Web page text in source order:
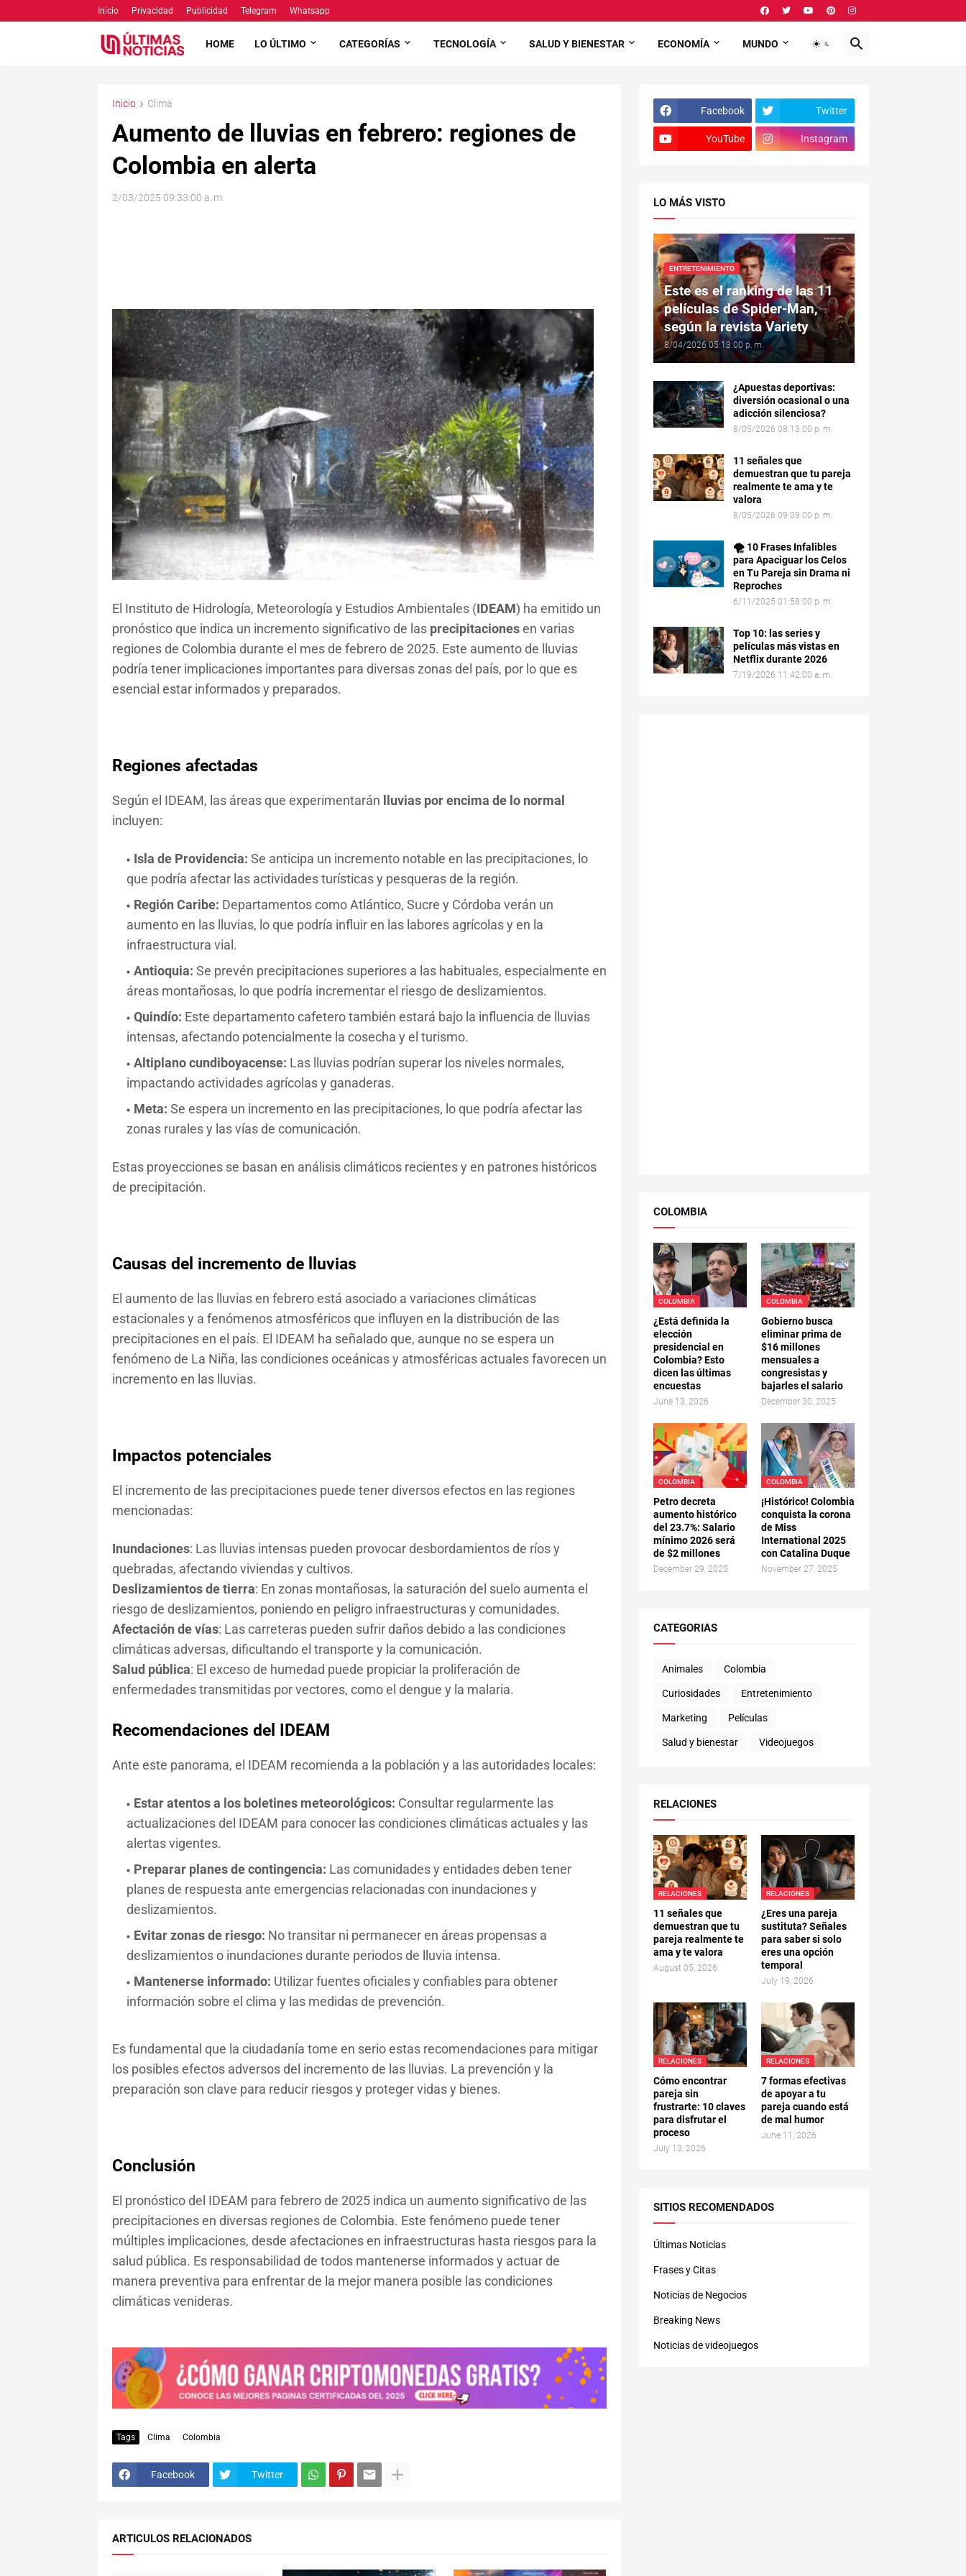
Inicio Privacidad Publicidad Telegram Whatsapp
HOME LO ÚLTIMO CATEGORÍAS TECNOLOGÍA SALUD Y BIENESTAR ECONOMÍA MUNDO
Inicio Clima
Aumento de lluvias en febrero: regiones de
Colombia en alerta
2/03/2025 09:33:00 a. m.
El Instituto de Hidrología, Meteorología y Estudios Ambientales (IDEAM) ha emitido un
pronóstico que indica un incremento significativo de las precipitacionesen varias
regiones de Colombia durante el mes de febrero de 2025. Este aumento de lluvias
podría tener implicaciones importantes para diversas zonas del país, por lo que es
esencial estar informados y preparados.
Regiones afectadas
Según el IDEAM, las áreas que experimentarán
lluvias por encima de lo normal
incluyen:
Isla de Providencia: Se anticipa un incremento notable en las precipitaciones, lo
que podría afectar las actividades turísticas y pesqueras de la región.
Región Caribe: Departamentos como Atlántico, Sucre y Córdoba verán un
aumento en las lluvias, lo que podría influir en las labores agrícolas y en la
infraestructura vial.
Antioquia: Se prevén precipitaciones superiores a las habituales, especialmente en
áreas montañosas, lo que podría incrementar el riesgo de deslizamientos.
Quindío: Este departamento cafetero también estará bajo la influencia de lluvias
intensas, afectando potencialmente la cosecha y el turismo.
Altiplano cundiboyacense: Las lluvias podrían superar los niveles normales,
impactando actividades agrícolas y ganaderas.
Meta: Se espera un incremento en las precipitaciones, lo que podría afectar las
zonas rurales y las vías de comunicación.
Estas proyecciones se basan en análisis climáticos recientes y en patrones históricos
de precipitación.
Causas del incremento de lluvias
El aumento de las lluvias en febrero está asociado a variaciones climáticas
estacionales y a fenómenos atmosféricos que influyen en la distribución de las
precipitaciones en el país. El IDEAM ha señalado que, aunque no se espera un
fenómeno de La Niña, las condiciones oceánicas y atmosféricas actuales favorecen un
incremento en las lluvias.
Impactos potenciales
El incremento de las precipitaciones puede tener diversos efectos en las regiones
mencionadas:
Inundaciones: Las lluvias intensas pueden provocar desbordamientos de ríos y
quebradas, afectando viviendas y cultivos.
Deslizamientos de tierra: En zonas montañosas, la saturación del suelo aumenta el
riesgo de deslizamientos, poniendo en peligro infraestructuras y comunidades.
Afectación de vías: Las carreteras pueden sufrir daños debido a las condiciones
climáticas adversas, dificultando el transporte y la comunicación.
Salud pública: El exceso de humedad puede propiciar la proliferación de
enfermedades transmitidas por vectores, como el dengue y la malaria.
Recomendaciones del IDEAM
Ante este panorama, el IDEAM recomienda a la población y a las autoridades locales:
Estar atentos a los boletines meteorológicos: Consultar regularmente las
actualizaciones del IDEAM para conocer las condiciones climáticas actuales y las
alertas vigentes.
Preparar planes de contingencia: Las comunidades y entidades deben tener
planes de respuesta ante emergencias relacionadas con inundaciones y
deslizamientos.
Evitar zonas de riesgo: No transitar ni permanecer en áreas propensas a
deslizamientos o inundaciones durante periodos de lluvia intensa.
Mantenerse informado: Utilizar fuentes oficiales y confiables para obtener
información sobre el clima y las medidas de prevención.
Es fundamental que la ciudadanía tome en serio estas recomendaciones para mitigar
los posibles efectos adversos del incremento de las lluvias. La prevención y la
preparación son clave para reducir riesgos y proteger vidas y bienes.
Conclusión
El pronóstico del IDEAM para febrero de 2025 indica un aumento significativo de las
precipitaciones en diversas regiones de Colombia. Este fenómeno puede tener
múltiples implicaciones, desde afectaciones en infraestructuras hasta riesgos para la
salud pública. Es responsabilidad de todos mantenerse informados y actuar de
manera preventiva para enfrentar de la mejor manera posible las condiciones
climáticas venideras.
Tags Clima Colombia
Facebook Twitter
ARTICULOS RELACIONADOS
Facebook Twitter
YouTube Instagram
LO MÁS VISTO
ENTRETENIMIENTO
Este es el ranking de las 11
películas de Spider-Man,
según la revista Variety
8/04/2026 05:13:00 p. m.
¿Apuestas deportivas:
diversión ocasional o una
adicción silenciosa?
8/05/2026 08:13:00 p. m.
11 señales que
demuestran que tu pareja
realmente te ama y te
valora
8/05/2026 09:09:00 p. m.
🌪️ 10 Frases Infalibles
para Apaciguar los Celos
en Tu Pareja sin Drama ni
Reproches
6/11/2025 01:58:00 p. m.
Top 10: las series y
películas más vistas en
Netflix durante 2026
7/19/2026 11:42:00 a. m.
COLOMBIA
COLOMBIA
¿Está definida la
elección
presidencial en
Colombia? Esto
dicen las últimas
encuestas
June 13, 2026
COLOMBIA
Gobierno busca
eliminar prima de
$16 millones
mensuales a
congresistas y
bajarles el salario
December 30, 2025
COLOMBIA
Petro decreta
aumento histórico
del 23.7%: Salario
mínimo 2026 será
de $2 millones
December 29, 2025
COLOMBIA
¡Histórico! Colombia
conquista la corona
de Miss
International 2025
con Catalina Duque
November 27, 2025
CATEGORIAS
Animales Colombia
Curiosidades Entretenimiento
Marketing Películas
Salud y bienestar Videojuegos
RELACIONES
RELACIONES
11 señales que
demuestran que tu
pareja realmente te
ama y te valora
August 05, 2026
RELACIONES
¿Eres una pareja
sustituta? Señales
para saber si solo
eres una opción
temporal
July 19, 2026
RELACIONES
Cómo encontrar
pareja sin
frustrarte: 10 claves
para disfrutar el
proceso
July 13, 2026
RELACIONES
7 formas efectivas
de apoyar a tu
pareja cuando está
de mal humor
June 11, 2026
SITIOS RECOMENDADOS
Últimas Noticias
Frases y Citas
Noticias de Negocios
Breaking News
Noticias de videojuegos